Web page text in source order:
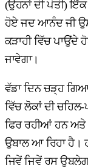
(ਉਹਨਾਂ ਦੀ ਪੋਤੀ)
ਹੋਏ ਜਦ ਆਨੰਦ ਜੀ
ਕੜਾਹੀ ਵਿੱਚ ਪਾਉਂਦੇ
ਜਾਵੇਗਾ।
ਵੱਡਾ ਦਿਨ ਚੜ੍ਹ
ਵਿੱਚ ਲੋਕਾਂ ਦੀ
ਫਿਰ ਰਹੀਆਂ ਹਨ
ਉਬਾਲ ਆ ਰਿਹਾ ਹੈ।
ਜਿਵੇਂ ਜਿਵੇਂ ਰਸ